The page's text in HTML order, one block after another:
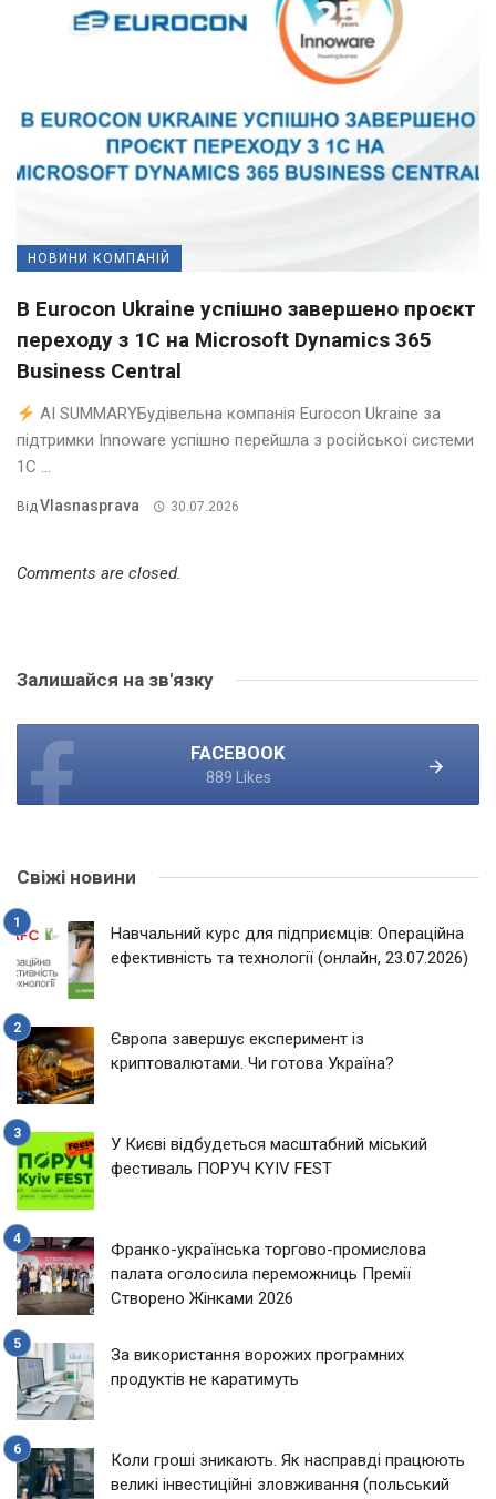
НОВИНИ КОМПАНІЙ
В Eurocon Ukraine успішно завершено проєкт
переходу з 1С на Microsoft Dynamics 365
Business Central
AI SUMMARYБудівельна компанія Eurocon Ukraine за
підтримки Innoware успішно перейшла з російської системи
1С ...
ВідVlasnasprava 30.07.2026
Comments are closed.
Залишайся на зв'язку
FACEBOOK
889 Likes
Свіжі новини
Навчальний курс для підприємців: Операційна
ефективність та технології (онлайн, 23.07.2026)
Європа завершує експеримент із
криптовалютами. Чи готова Україна?
У Києві відбудеться масштабний міський
фестиваль ПОРУЧ KYIV FEST
Франко-українська торгово-промислова
палата оголосила переможниць Премії
Створено Жінками 2026
За використання ворожих програмних
продуктів не каратимуть
Коли гроші зникають. Як насправді працюють
великі інвестиційні зловживання (польський